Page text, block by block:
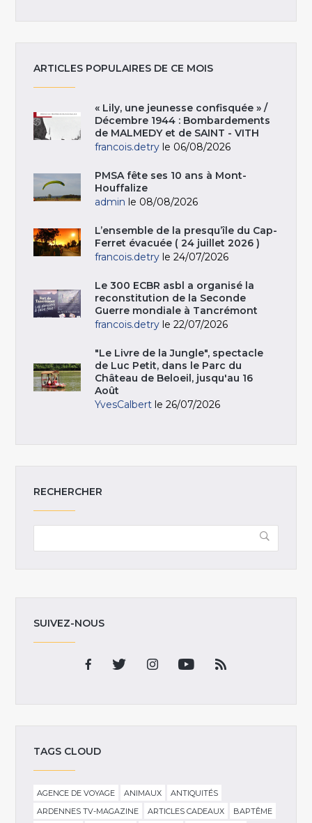
ARTICLES POPULAIRES DE CE MOIS
« Lily, une jeunesse confisquée » /
Décembre 1944 : Bombardements
de MALMEDY et de SAINT - VITH
francois.detry le 06/08/2026
PMSA fête ses 10 ans à Mont-
Houffalize
admin le 08/08/2026
L’ensemble de la presqu’île du Cap-
Ferret évacuée ( 24 juillet 2026 )
francois.detry le 24/07/2026
Le 300 ECBR asbl a organisé la
reconstitution de la Seconde
Guerre mondiale à Tancrémont
francois.detry le 22/07/2026
"Le Livre de la Jungle", spectacle
de Luc Petit, dans le Parc du
Château de Beloeil, jusqu'au 16
Août
YvesCalbert le 26/07/2026
RECHERCHER
SUIVEZ-NOUS
TAGS CLOUD
AGENCE DE VOYAGE ANIMAUX
ANTIQUITÉS
ARDENNES TV-MAGAZINE
ARTICLES CADEAUX
BAPTÊME